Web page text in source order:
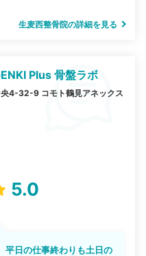
生麦西整骨院の詳細を見る
Plus 骨盤ラボ
4-32-9 コモト鶴見アネックス
5.0
平日の仕事終わりも土日の